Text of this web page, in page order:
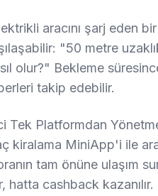
aracını şarj eden bir
"50 metre
olur?" Bekleme
takip edebilir.
Tek Platformdan
kiralama MiniApp'i ile
tam önüne ulaşım
cashback